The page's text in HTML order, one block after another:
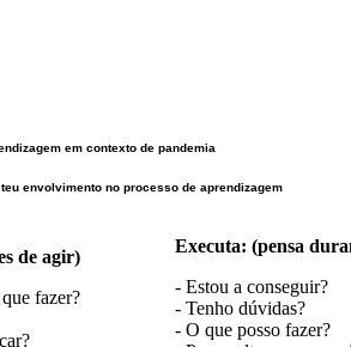
em contexto de pandemia
envolvimento no processo de aprendizagem
de agir)
fazer?
Executa: (pensa
- Estou a conseguir?
- Tenho dúvidas?
- O que posso fazer?